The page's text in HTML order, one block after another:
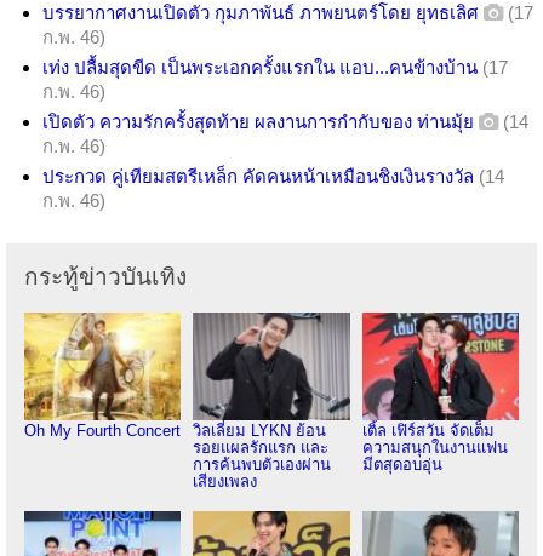
บรรยากาศงานเปิดตัว กุมภาพันธ์ ภาพยนตร์โดย ยุทธเลิศ
(17
ก.พ. 46)
เท่ง ปลื้มสุดขีด เป็นพระเอกครั้งแรกใน แอบ...คนข้างบ้าน (17
ก.พ. 46)
เปิดตัว ความรักครั้งสุดท้าย ผลงานการกำกับของ ท่านมุ้ย
(14
ก.พ. 46)
ประกวด คู่เทียมสตรีเหล็ก คัดคนหน้าเหมือนชิงเงินรางวัล (14
ก.พ. 46)
กระทู้ข่าวบันเทิง
Oh My Fourth Concert
วิลเลี่ยม LYKN ย้อน
รอยแผลรักแรก และ
การค้นพบตัวเองผ่าน
เสียงเพลง
เติ้ล เฟิร์สวัน จัดเต็ม
ความสนุกในงานแฟน
มีตสุดอบอุ่น